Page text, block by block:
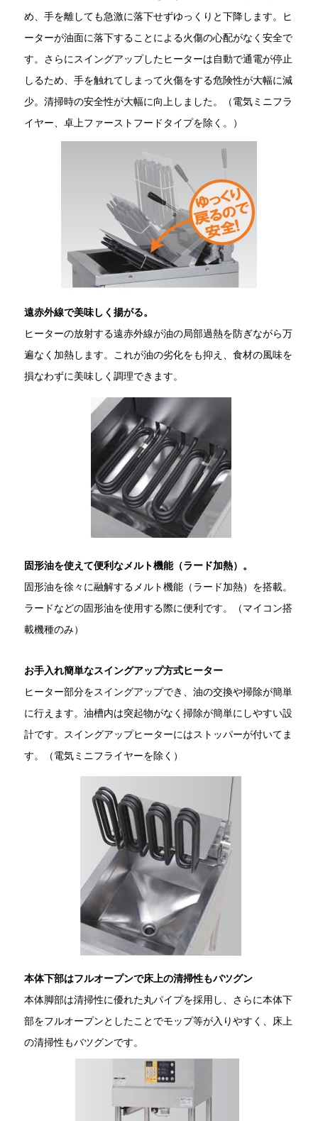
め、手を離しても急激に落下せずゆっくりと下降します。ヒ
ーターが油面に落下することによる火傷の心配がなく安全で
す。さらにスイングアップしたヒーターは自動で通電が停止
しるため、手を触れてしまって火傷をする危険性が大幅に減
少。清掃時の安全性が大幅に向上しました。（電気ミニフラ
イヤー、卓上ファーストフードタイプを除く。）
遠赤外線で美味しく揚がる。
ヒーターの放射する遠赤外線が油の局部過熱を防ぎながら万
遍なく加熱します。これが油の劣化をも抑え、食材の風味を
損なわずに美味しく調理できます。
固形油を使えて便利なメルト機能（ラード加熱）。
固形油を徐々に融解するメルト機能（ラード加熱）を搭載。
ラードなどの固形油を使用する際に便利です。（マイコン搭
載機種のみ）
お手入れ簡単なスイングアップ方式ヒーター
ヒーター部分をスイングアップでき、油の交換や掃除が簡単
に行えます。油槽内は突起物がなく掃除が簡単にしやすい設
計です。スイングアップヒーターにはストッパーが付いてま
す。（電気ミニフライヤーを除く）
本体下部はフルオープンで床上の清掃性もバツグン
本体脚部は清掃性に優れた丸パイプを採用し、さらに本体下
部をフルオープンとしたことでモップ等が入りやすく、床上
の清掃性もバツグンです。